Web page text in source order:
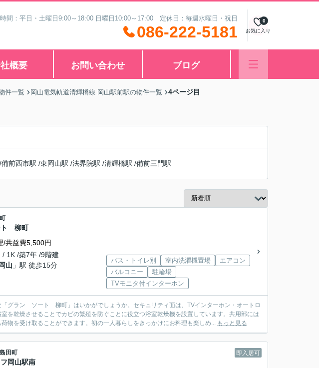
間：平日・土曜日9:00～18:00 日曜日10:00～17:00 定休日：毎週水曜日・祝日
086-222-5181 お気に入り
0
概要 お問い合わせ ブログ
件一覧 岡山電気軌道清輝橋線 岡山駅前駅の物件一覧 4ページ目
/備前西市駅 /東岡山駅 /法界院駅 /清輝橋駅 /備前三門駅
ト 柳町
/共益費5,500円
1K /築7年 /9階建
岡山 」駅 徒歩15分
バス・トイレ別 室内洗濯機置場
エアコン
バルコニー
駐輪場
TVモニタ付インターホン
「グラン ソート 柳町」はいかがでしょうか。セキュリティ面は、TVインターホン・オートロ
を乾燥させることでカビの繁殖を防ぐことに役立つ浴室乾燥機を設置しています。共用部には
物を受け取ることができます。初の一人暮らしをきっかけにお料理も楽しめ... もっと見る
即入居可
田町
岡山駅南